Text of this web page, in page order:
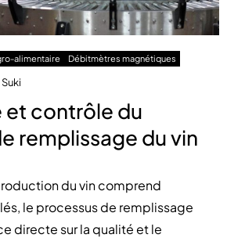
alimentaire Débitmètres magnétiques
Suki
et contrôle du
remplissage du vin
du vin comprend
le processus de remplissage
directe sur la qualité et le